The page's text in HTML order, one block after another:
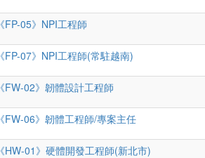
《FP-05》NPI工程師
《FP-07》NPI工程師(常駐越南)
《FW-02》韌體設計工程師
《FW-06》韌體工程師/專案主任
《HW-01》硬體開發工程師(新北市)